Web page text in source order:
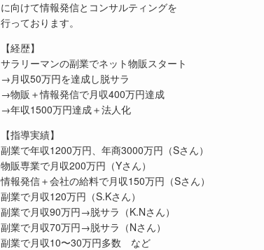
に向けて情報発信とコンサルティングを
行っております。
【経歴】
サラリーマンの副業でネット物販スタート
→月収50万円を達成し脱サラ
→物販＋情報発信で月収400万円達成
→年収1500万円達成＋法人化
【指導実績】
副業で年収1200万円、年商3000万円（Sさん）
物販専業で月収200万円（Yさん）
情報発信＋会社の給料で月収150万円（Sさん）
副業で月収120万円（S.Kさん）
副業で月収90万円→脱サラ（K.Nさん）
副業で月収70万円→脱サラ（Nさん）
副業で月収10〜30万円多数 など